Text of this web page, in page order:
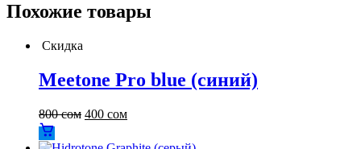
Похожие товары
Скидка
Meetone Pro blue (синий)
800сом 400 сом